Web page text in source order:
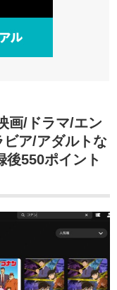
画/ドラマ/エン
ア/アダルトな
後550ポイント